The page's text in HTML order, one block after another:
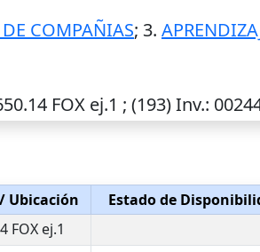
DE COMPAÑIAS; 3.
FOX ej.1 ; (193)Inv.:
/ Ubicación Estado de
FOX ej.1